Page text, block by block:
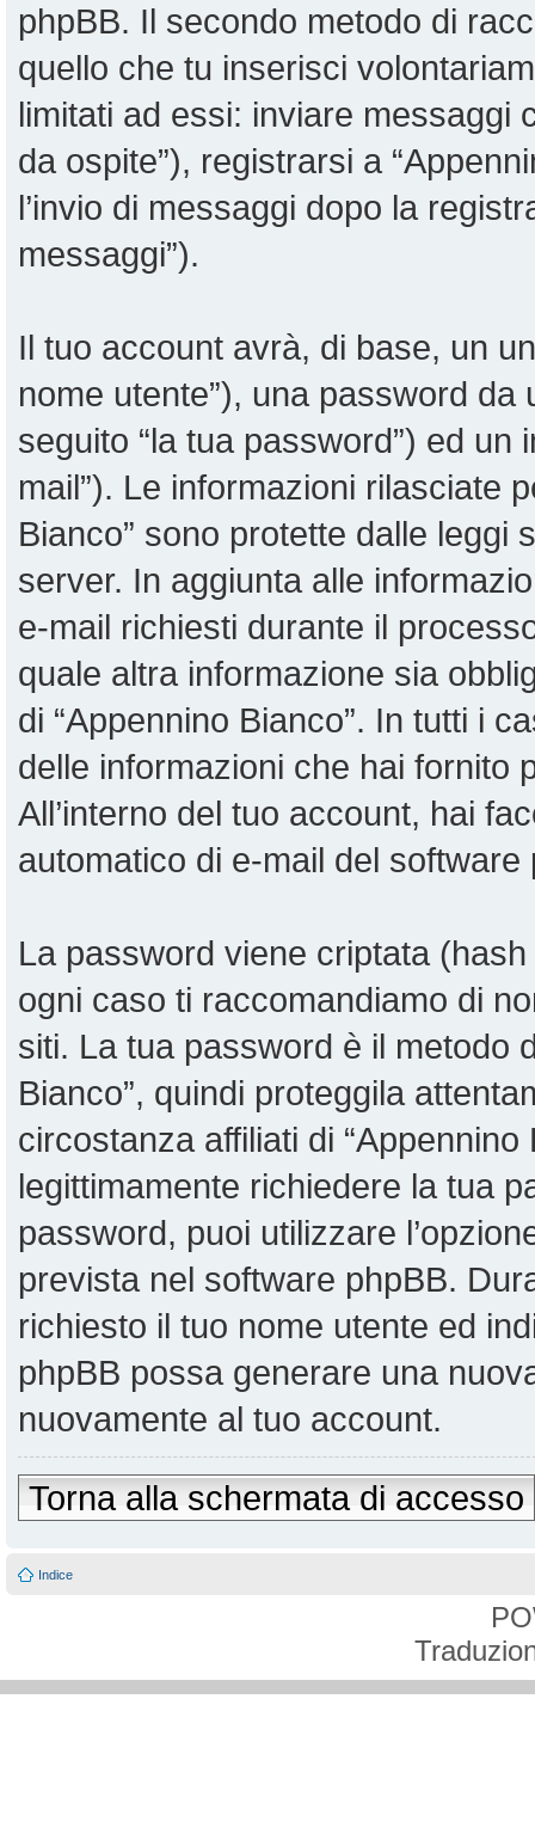
phpBB. Il secondo metodo di
quello che tu inserisci
limitati ad essi: inviare messaggi
da ospite”), registrarsi a
l’invio di messaggi dopo la
messaggi”).
Il tuo account avrà, di base, un
nome utente”), una password
seguito “la tua password”) ed
mail”). Le informazioni rilasciate
Bianco” sono protette dalle leggi
server. In aggiunta alle
e-mail richiesti durante il
quale altra informazione sia
di “Appennino Bianco”. In tutti i
delle informazioni che hai fornito
All’interno del tuo account, hai
automatico di e-mail del software
La password viene criptata
ogni caso ti raccomandiamo di
siti. La tua password è il metodo
Bianco”, quindi proteggila
circostanza affiliati di
legittimamente richiedere la tua
password, puoi utilizzare
prevista nel software phpBB.
richiesto il tuo nome utente ed
phpBB possa generare una
nuovamente al tuo account.
Torna alla schermata di accesso
Indice